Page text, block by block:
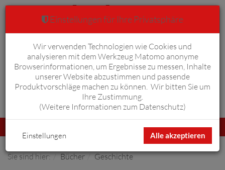
Anmelden Warenkorb 0
umschalten
Sie sind hier: Bücher
Geschichte
Einstellungen für Ihre Privatsphäre
Wir verwenden Technologien wie Cookies und
analysieren mit dem Werkzeug Matomo anonyme
Browserinformationen, um Ergebnisse zu messen, Inhalte
unserer Website abzustimmen und passende
Produktvorschläge machen zu können. Wir bitten Sie um
Ihre Zustimmung.
(Weitere Informationen zum Datenschutz)
Alle akzeptieren
Einstellungen